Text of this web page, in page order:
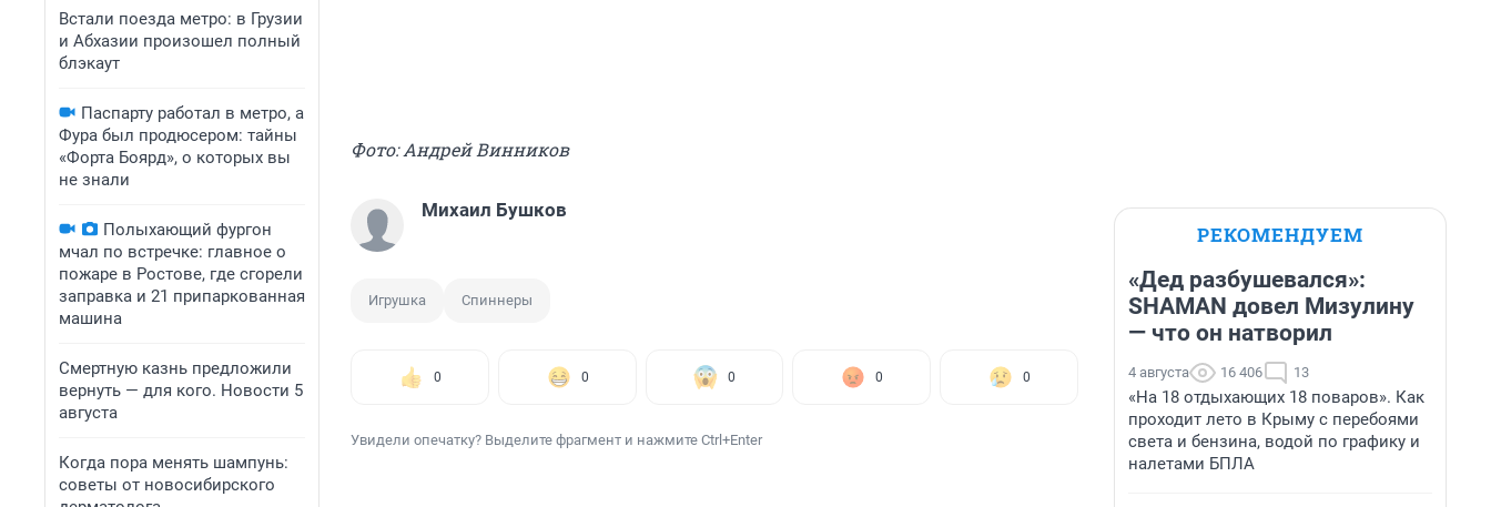
Встали поезда метро: в Грузии
и Абхазии произошел полный
блэкаут
Паспарту работал в метро, а
Фура был продюсером: тайны
«Форта Боярд», о которых вы
не знали
Полыхающий фургон
мчал по встречке: главное о
пожаре в Ростове, где сгорели
заправка и 21 припаркованная
машина
Смертную казнь предложили
вернуть — для кого. Новости 5
августа
Когда пора менять шампунь:
советы от новосибирского
Фото: Андрей Винников
Михаил Бушков
Игрушка Спиннеры
0 0 0 0 0
Увидели опечатку? Выделите фрагмент и нажмите Ctrl+Enter
РЕКОМЕНДУЕМ
«Дед разбушевался»:
SHAMAN довел Мизулину
— что он натворил
4 августа 16 406 13
«На 18 отдыхающих 18 поваров». Как
проходит лето в Крыму с перебоями
света и бензина, водой по графику и
налетами БПЛА